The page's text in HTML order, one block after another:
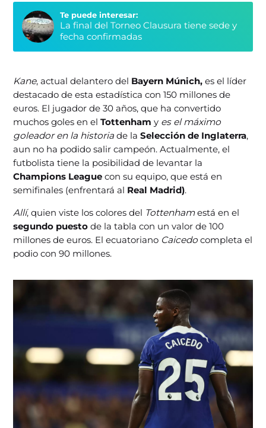
Te puede interesar:
La final del Torneo Clausura tiene sede y
fecha confirmadas
Kane, actual delantero del Bayern Múnich, es el líder
destacado de esta estadística con 150 millones de
euros. El jugador de 30 años, que ha convertido
muchos goles en elTottenham y es el máximo
goleador en la historia de laSelección de Inglaterra,
aun no ha podido salir campeón. Actualmente, el
futbolista tiene la posibilidad de levantar la
Champions League con su equipo, que está en
semifinales (enfrentará al Real Madrid).
Allí, quien viste los colores del Tottenhamestá en el
segundo puesto de la tabla con un valor de 100
millones de euros. El ecuatoriano Caicedo completa el
podio con 90 millones.